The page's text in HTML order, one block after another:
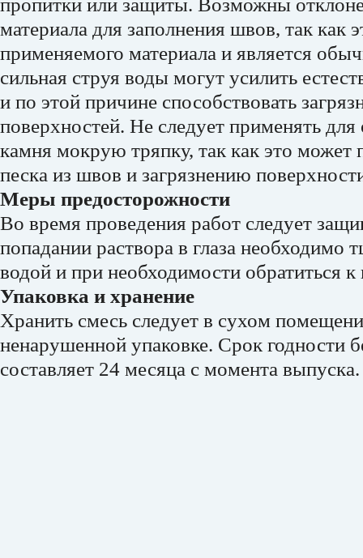
материала для заполнения швов, так как
применяемого материала и является
сильная струя воды могут усилить
и по этой причине способствовать
поверхностей. Не следует применять
камня мокрую тряпку, так как это
песка из швов и загрязнению
Меры предосторожности
Во время проведения работ следует
попадании раствора в глаза необходимо
водой и при необходимости обратиться к
Упаковка и хранение
Хранить смесь следует в сухом
ненарушенной упаковке. Срок годности
составляет 24 месяца с момента выпуска.